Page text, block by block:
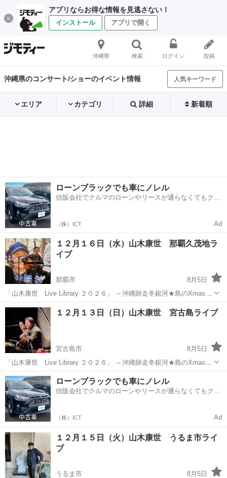
アプリならお得な情報を見逃さない！
インストール アプリで開く
沖縄県 検索 ログイン 投稿
沖縄県のコンサート/ショーのイベント情報 人気キーワード
エリア カテゴリ 詳細 新着順
ローンブラックでも車にノレル
信販会社でクルマのローンやリースが通らなくてもクル
（株）ICT Ad
１２月１６日（水）山木康世 那覇久茂地ラ
イブ
那覇市
8月5日
「山木康世 Live Library ２０２６」 ～沖縄師走冬銀河★島のXmas
～ 会場＝Sound M's 沖縄県那覇市久茂地3-29-68 久茂地産業ビル3F
TEL 090-1067-8055 開場...
沖縄 那覇市 コンサート/ショー 山木康世
１２月１３日（日）山木康世 宮古島ライブ
宮古島市
8月5日
「山木康世 Live Library ２０２６」 ～沖縄師走冬銀河★島のXmas
～ 会場＝GOOD LUCK 沖縄県宮古島市平良下里1154-10 2F 開場＝
１８：００ 開演＝１９：００ 前売＝４５００...
沖縄 宮古島市 コンサート/ショー
ローンブラックでも車にノレル
信販会社でクルマのローンやリースが通らなくてもクル
（株）ICT Ad
１２月１５日（火）山木康世 うるま市ライ
ブ
うるま市
8月5日